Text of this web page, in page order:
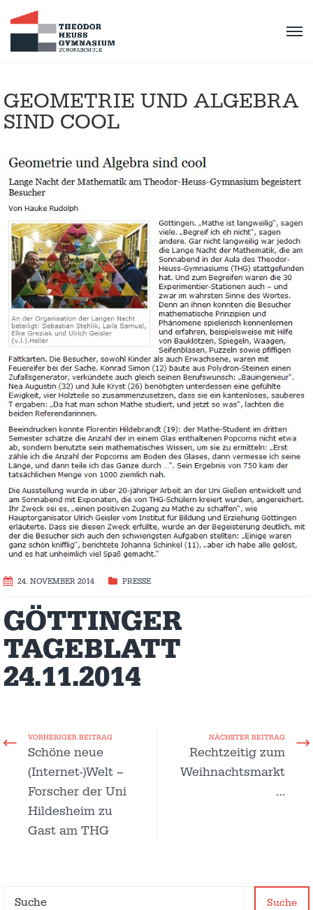
GEOMETRIE UND ALGEBRA
SIND COOL
24. NOVEMBER 2014 PRESSE
GÖTTINGER
TAGEBLATT
24.11.2014
VORHERIGER BEITRAG
Schöne neue
(Internet-)Welt –
Forscher der Uni
Hildesheim zu
Gast am THG
NÄCHSTER BEITRAG
Rechtzeitig zum
Weihnachtsmarkt
…
Suche